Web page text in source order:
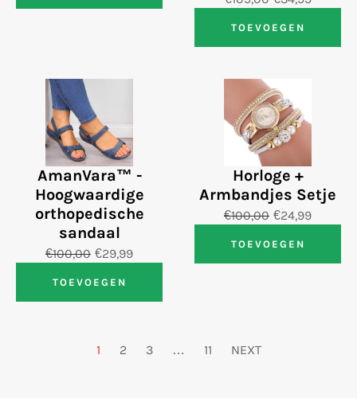
TOEVOEGEN
AmanVara™️ -
Hoogwaardige
orthopedische
sandaal
€100,00 €29,99
TOEVOEGEN
Horloge +
Armbandjes Setje
€100,00 €24,99
TOEVOEGEN
1 2 3 … 11 NEXT